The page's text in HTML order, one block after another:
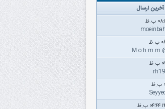
آخرین ارسال
M o h m m